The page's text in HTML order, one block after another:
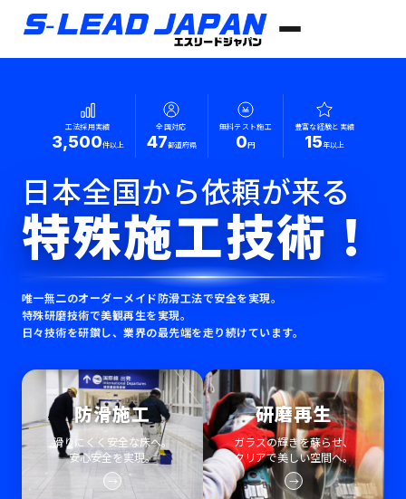
工法採用実績
3,500件以上
全国対応
47都道府県
無料テスト施工
0円
豊富な経験と実績
15年以上
日本全国から依頼が来る
特殊施工技術！
唯一無二のオーダーメイド防滑工法で安全を実現。
特殊研磨技術で美観再生を実現。
日々技術を研鑽し、業界の最先端を走り続けています。
防滑施工
滑りにくく安全な床へ。
安心安全を実現。
→
研磨再生
ガラスの輝きを蘇らせ、
クリアで美しい空間へ。
→